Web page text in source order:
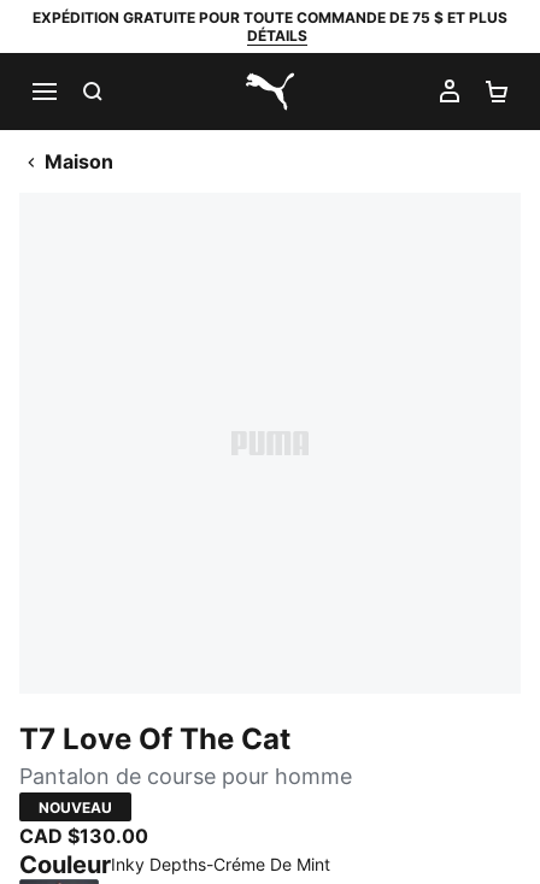
EXPÉDITION GRATUITE POUR TOUTE COMMANDE DE 75 $ ET PLUS
DÉTAILS
PUMA.com
MON
Maison
T7 Love Of The Cat
Pantalon de course pour homme
NOUVEAU
CAD $130.00
CouleurInky Depths-Créme De Mint